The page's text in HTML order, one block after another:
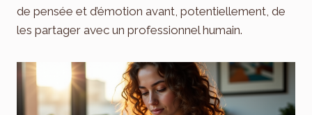
de pensée et d’émotion avant, potentiellement, de
les partager avec un professionnel humain.